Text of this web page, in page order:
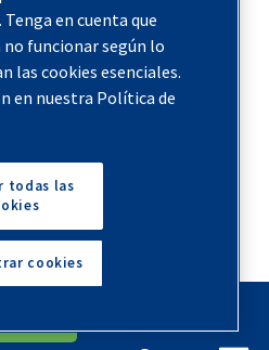
nuestra página de
información.
de nuestra red de
y nuestras tiendas directas.
consolidados permiten la
El crecimiento continuo
en cuenta que
funcionar según lo
las cookies esenciales.
en nuestra Política de
todas las
cookies